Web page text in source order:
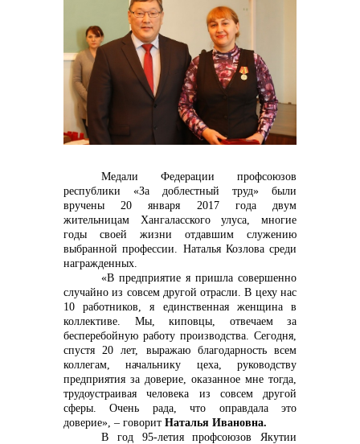
контакты отдела закупок
Контакты
+7 (423) 234 50 50
info@vostokcement.ru
Медали Федерации профсоюзов
республики «За доблестный труд» были
вручены 20 января 2017 года двум
жительницам Хангаласского улуса, многие
годы своей жизни отдавшим служению
выбранной профессии. Наталья Козлова среди
награжденных.
«В предприятие я пришла совершенно
случайно из совсем другой отрасли. В цеху нас
10 работников, я единственная женщина в
коллективе. Мы, киповцы, отвечаем за
бесперебойную работу производства. Сегодня,
спустя 20 лет, выражаю благодарность всем
коллегам, начальнику цеха, руководству
предприятия за доверие, оказанное мне тогда,
трудоустраивая человека из совсем другой
сферы. Очень рада, что оправдала это
доверие», – говорит Наталья Ивановна.
В год 95-летия профсоюзов Якутии